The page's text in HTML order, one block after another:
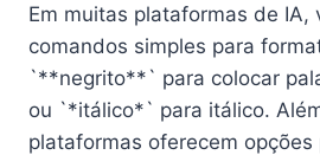
Em muitas plataformas de IA,
comandos simples para
`**negrito**` para colocar
ou `*itálico*` para itálico.
plataformas oferecem opções